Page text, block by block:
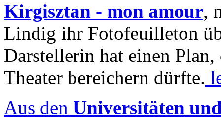
Kirgisztan - mon amour,
Lindig ihr Fotofeuilleton
Darstellerin hat einen Plan,
Theater bereichern dürfte.
Aus den Universitäten